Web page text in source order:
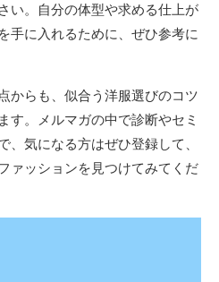
い。自分の体型や求める仕上が
手に入れるために、ぜひ参考に
からも、似合う洋服選びのコツ
す。メルマガの中で診断やセミ
、気になる方はぜひ登録して、
ァッションを見つけてみてくだ